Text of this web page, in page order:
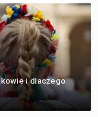
i dlaczego